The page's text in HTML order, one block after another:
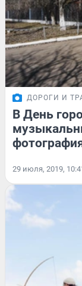
ДОРОГИ И
В День
29 июля, 2019,